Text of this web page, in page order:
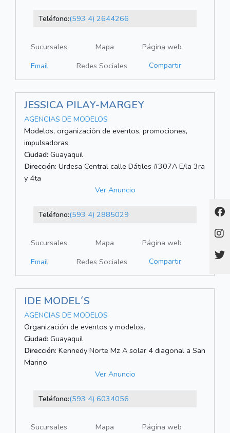
Teléfono:(593 4) 2644266
Sucursales Mapa
Página web
Email
Redes Sociales Compartir
JESSICA PILAY-MARGEY
AGENCIAS DE MODELOS
Modelos, organización de eventos, promociones,
impulsadoras.
Ciudad: Guayaquil
Dirección: Urdesa Central calle Dátiles #307A E/la 3ra
y 4ta
Ver Anuncio
Teléfono:(593 4) 2885029
Sucursales Mapa
Página web
Email
Redes Sociales Compartir
IDE MODEL´S
AGENCIAS DE MODELOS
Organización de eventos y modelos.
Ciudad: Guayaquil
Dirección: Kennedy Norte Mz A solar 4 diagonal a San
Marino
Ver Anuncio
Teléfono:(593 4) 6034056
Sucursales Mapa
Página web